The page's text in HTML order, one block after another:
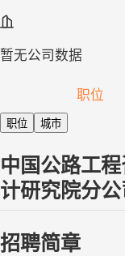
暂无公司数据
职位
职位 城市
中国公路工
计研究院分公
招聘简章